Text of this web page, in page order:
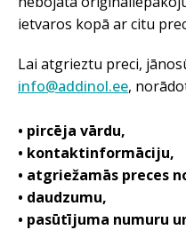
ietvaros kopā ar citu
Lai atgrieztu preci,
info@addinol.ee,
• pircēja vārdu,
• kontaktinformāciju,
• atgriežamās preces
• daudzumu,
• pasūtījuma numuru